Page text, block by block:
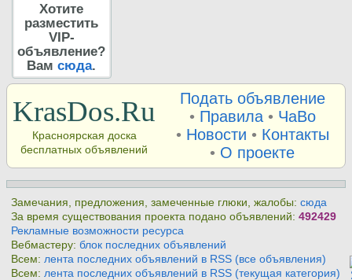
Хотите
разместить
VIP-
объявление?
Вамсюда.
KrasDos.Ru
Красноярская доска
бесплатных объявлений
Подать объявление
• Правила• ЧаВо
• Новости • Контакты
• О проекте
Замечания, предложения, замеченные глюки, жалобы:сюда
За время существования проекта подано объявлений:492429
Рекламные возможности ресурса
Вебмастеру:блок последних объявлений
Всем: лента последних объявлений в RSS (все объявления)
Всем: лента последних объявлений в RSS (текущая категория)